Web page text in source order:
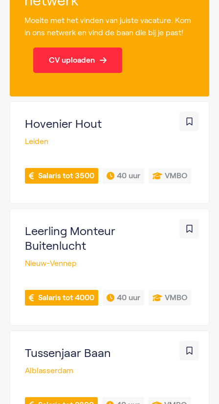
Moeite met het vinden van juiste vacature. Kom
in ons netwerk en vind de baan die bij je past!
CV uploaden
Hovenier Hout
Leiden
Salaris tot 3500 40 uur VMBO
Leerling Monteur
Buitenlucht
Nieuw-Vennep
Salaris tot 4000 40 uur VMBO
Tussenjaar Baan
Alblasserdam